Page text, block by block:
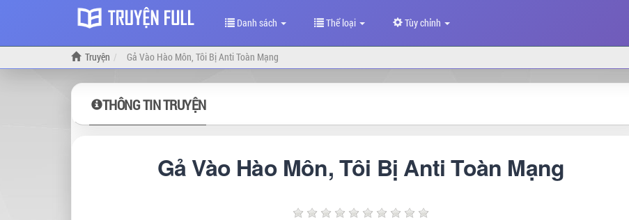
Danh sách Thể loại Tùy chỉnh
Truyện Gả Vào Hào Môn, Tôi Bị Anti Toàn Mạng
THÔNG TIN TRUYỆN
Gả Vào Hào Môn, Tôi Bị Anti Toàn Mạng